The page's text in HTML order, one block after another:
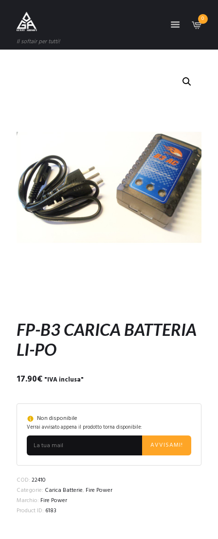
Il softair per tutti!
0
FP-B3 CARICA BATTERIA
LI-PO
17.90€ "IVA inclusa"
Non disponibile
Verrai avvisato appena il prodotto torna disponibile:
AVVISAMI!
COD: 22410
Categorie: Carica Batterie, Fire Power
Marchio: Fire Power
Product ID: 6183